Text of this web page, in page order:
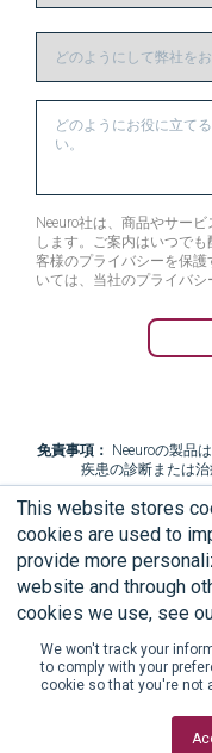
This website stores
cookies are used to
provide more
website and through
cookies we use, see
We won't track your
to comply with your
cookie so that you're not
Neeuro社は、商品やサー
します。ご案内はいつで
客様のプライバシーを保
いては、当社のプライバシ
免責事項： Neeuroの製品
疾患の診断または
利用規約
エン
プライ